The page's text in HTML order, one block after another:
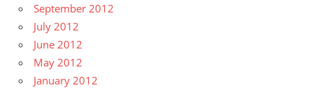
September 2012
July 2012
June 2012
May 2012
January 2012